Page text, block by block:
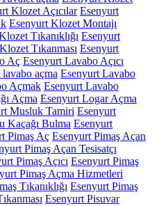
Klozet Açıcılar Esenyurt
Esenyurt Klozet Montajı
Tıkanıklığı Esenyurt
Tıkanması Esenyurt
Aç Esenyurt Lavabo Açıcı
açma Esenyurt Lavabo
Açmak Esenyurt Lavabo
Açma Esenyurt Logar Açma
Musluk Tamiri Esenyurt
Kaçağı Bulma Esenyurt
Pimaş Aç Esenyurt Pimaş Açan
Pimaş Açan Tesisatçı
Pimaş Açıcı Esenyurt Pimaş
Pimaş Açma Hizmetleri
Tıkanıklığı Esenyurt Pimaş
Esenyurt Pisuvar